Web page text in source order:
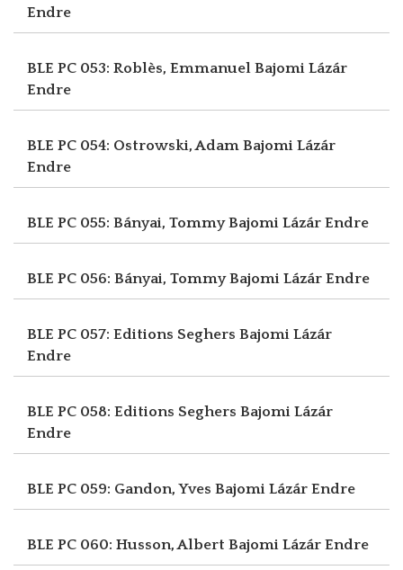
Endre
BLE PC 053: Roblès, Emmanuel Bajomi Lázár
Endre
BLE PC 054: Ostrowski, Adam Bajomi Lázár
Endre
BLE PC 055: Bányai, TommyBajomi Lázár Endre
BLE PC 056: Bányai, TommyBajomi Lázár Endre
BLE PC 057: Editions Seghers Bajomi Lázár
Endre
BLE PC 058: Editions Seghers Bajomi Lázár
Endre
BLE PC 059: Gandon, Yves Bajomi Lázár Endre
BLE PC 060: Husson, Albert Bajomi Lázár Endre